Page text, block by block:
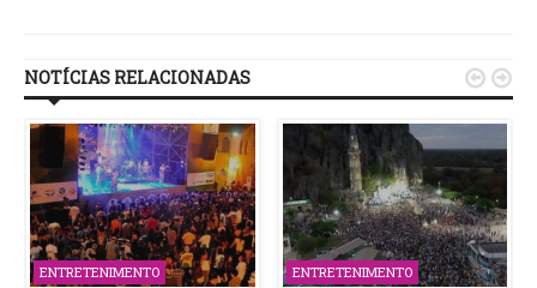
NOTÍCIAS RELACIONADAS
ENTRETENIMENTO ENTRETENIMENTO
 